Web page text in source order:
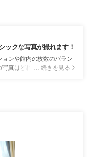
ックな写真が撮れます！
ンや館内の枚数のバラン
真はどれも違う見え方に
… 続きを見る